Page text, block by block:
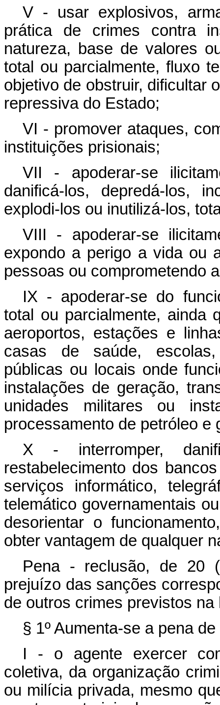
V - usar explosivos,
prática de crimes contra
natureza, base de valores
total ou parcialmente, fluxo
objetivo de obstruir, dificultar
repressiva do Estado;
VI - promover ataques,
instituições prisionais;
VII - apoderar-se
danificá-los, depredá-los,
explodi-los ou inutilizá-los,
VIII - apoderar-se
expondo a perigo a vida ou
pessoas ou comprometendo
IX - apoderar-se do
total ou parcialmente, ainda
aeroportos, estações e
casas de saúde, escolas,
públicas ou locais onde
instalações de geração,
unidades militares ou
processamento de petróleo e
X - interromper,
restabelecimento dos
serviços informático,
telemático governamentais
desorientar o
obter vantagem de qualquer
Pena - reclusão, de 20
prejuízo das sanções
de outros crimes previstos na
§ 1º Aumenta-se a pena
I - o agente exercer
coletiva, da organização
ou milícia privada, mesmo